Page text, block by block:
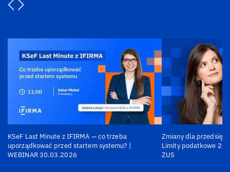
KSeF Last Minute z IFIRMA — co trzeba
uporządkować przed startem systemu? |
WEBINAR 30.03.2026
Zmiany dla
Limity podatkowe
ZUS